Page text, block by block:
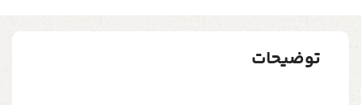
توضیحات